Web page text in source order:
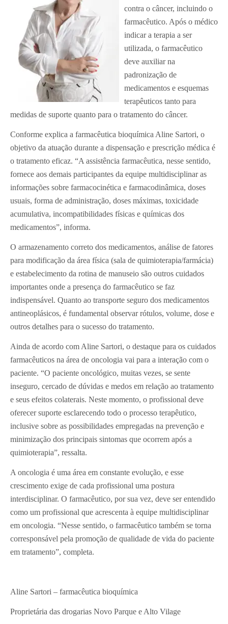
contra o câncer, incluindo o
farmacêutico. Após o médico
indicar a terapia a ser
utilizada, o farmacêutico
deve auxiliar na
padronização de
medicamentos e esquemas
terapêuticos tanto para
medidas de suporte quanto para o tratamento do câncer.
Conforme explica a farmacêutica bioquímica Aline Sartori, o
objetivo da atuação durante a dispensação e prescrição médica é
o tratamento eficaz. “A assistência farmacêutica, nesse sentido,
fornece aos demais participantes da equipe multidisciplinar as
informações sobre farmacocinética e farmacodinâmica, doses
usuais, forma de administração, doses máximas, toxicidade
acumulativa, incompatibilidades físicas e químicas dos
medicamentos”, informa.
O armazenamento correto dos medicamentos, análise de fatores
para modificação da área física (sala de quimioterapia/farmácia)
e estabelecimento da rotina de manuseio são outros cuidados
importantes onde a presença do farmacêutico se faz
indispensável. Quanto ao transporte seguro dos medicamentos
antineoplásicos, é fundamental observar rótulos, volume, dose e
outros detalhes para o sucesso do tratamento.
Ainda de acordo com Aline Sartori, o destaque para os cuidados
farmacêuticos na área de oncologia vai para a interação com o
paciente. “O paciente oncológico, muitas vezes, se sente
inseguro, cercado de dúvidas e medos em relação ao tratamento
e seus efeitos colaterais. Neste momento, o profissional deve
oferecer suporte esclarecendo todo o processo terapêutico,
inclusive sobre as possibilidades empregadas na prevenção e
minimização dos principais sintomas que ocorrem após a
quimioterapia”, ressalta.
A oncologia é uma área em constante evolução, e esse
crescimento exige de cada profissional uma postura
interdisciplinar. O farmacêutico, por sua vez, deve ser entendido
como um profissional que acrescenta à equipe multidisciplinar
em oncologia. “Nesse sentido, o farmacêutico também se torna
corresponsável pela promoção de qualidade de vida do paciente
em tratamento”, completa.
Aline Sartori – farmacêutica bioquímica
Proprietária das drogarias Novo Parque e Alto Vilage